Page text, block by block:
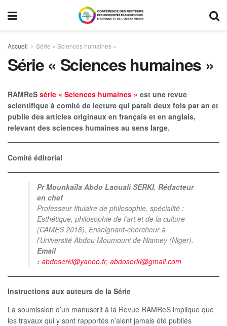
Accueil Série « Sciences humaines »
Série « Sciences humaines »
RAMReS série « Sciences humaines » est une revue
scientifique à comité de lecture qui paraît deux fois par an et
publie des articles originaux en français et en anglais,
relevant des sciences humaines au sens large.
Comité éditorial
Pr Mounkaïla Abdo Laouali SERKI, Rédacteur
en chef
Professeur titulaire de philosophie, spécialité :
Esthétique, philosophie de l’art et de la culture
(CAMES 2018), Enseignant-chercheur à
l’Université Abdou Moumouni de Niamey (Niger).
Email
: abdoserki@yahoo.fr, abdoserki@gmail.com
Instructions aux auteurs de la Série
La soumission d’un manuscrit à la Revue RAMReS implique que
les travaux qui y sont rapportés n’aient jamais été publiés